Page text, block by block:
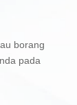
borang
pada